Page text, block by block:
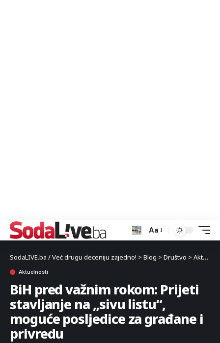
Aa
SodaLIVE.ba / Već drugu deceniju zajedno! > Blog > Društvo > Aktuelnosti
Aktuelnosti
BiH pred važnim rokom: Prijeti
stavljanje na „sivu listu“,
moguće posljedice za građane i
privredu